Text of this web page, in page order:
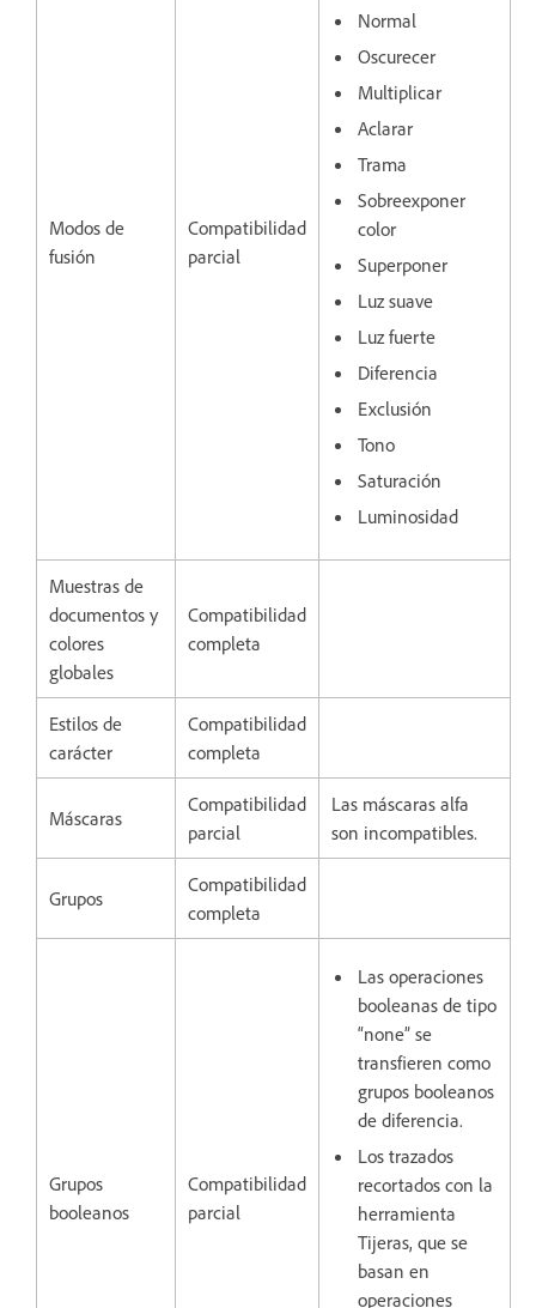
Modos de
fusión
Compatibilidad
parcial
Normal
Oscurecer
Multiplicar
Aclarar
Trama
Sobreexponer
color
Superponer
Luz suave
Luz fuerte
Diferencia
Exclusión
Tono
Saturación
Luminosidad
Muestras de
documentos y
colores
globales
Compatibilidad
completa
Estilos de
carácter
Compatibilidad
completa
Máscaras
Compatibilidad
parcial
Las máscaras alfa
son incompatibles.
Grupos
Compatibilidad
completa
Grupos
booleanos
Compatibilidad
parcial
Las operaciones
booleanas de tipo
“none” se
transfieren como
grupos booleanos
de diferencia.
Los trazados
recortados con la
herramienta
Tijeras, que se
basan en
operaciones